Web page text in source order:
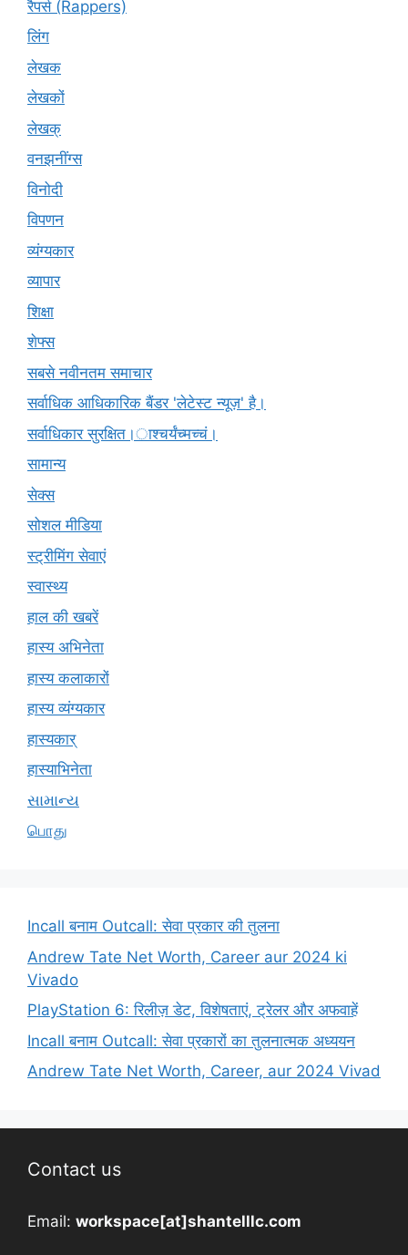
रैपर्स (Rappers)
लिंग
लेखक
लेखकों
लेखक्
वनझनींग्स
विनोदी
विपणन
व्यंग्यकार
व्यापार
शिक्षा
शेफ्स
सबसे नवीनतम समाचार
सर्वाधिक आधिकारिक बैंडर 'लेटेस्ट न्यूज़' है।
सर्वाधिकार सुरक्षित।ाश्चर्यंच्मच्चं।
सामान्य
सेक्स
सोशल मीडिया
स्ट्रीमिंग सेवाएं
स्वास्थ्य
हाल की खबरें
हास्य अभिनेता
हास्य कलाकारों
हास्य व्यंग्यकार
हास्यकार्
हास्याभिनेता
સામાન્ય
பொது
Incall बनाम Outcall: सेवा प्रकार की तुलना
Andrew Tate Net Worth, Career aur 2024 ki
Vivado
PlayStation 6: रिलीज़ डेट, विशेषताएं, ट्रेलर और अफवाहें
Incall बनाम Outcall: सेवा प्रकारों का तुलनात्मक अध्ययन
Andrew Tate Net Worth, Career, aur 2024 Vivad
Contact us
Email: workspace[at]shantelllc.com